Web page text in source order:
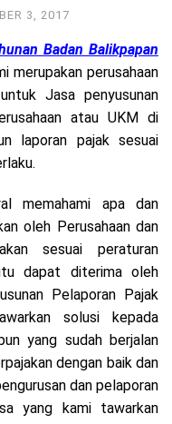
3, 2017
Badan Balikpapan
merupakan perusahaan
Jasa penyusunan
atau UKM di
laporan pajak sesuai
memahami apa dan
oleh Perusahaan dan
sesuai peraturan
itu dapat diterima oleh
Pelaporan Pajak
solusi kepada
yang sudah berjalan
dengan baik dan
dan pelaporan
yang kami tawarkan